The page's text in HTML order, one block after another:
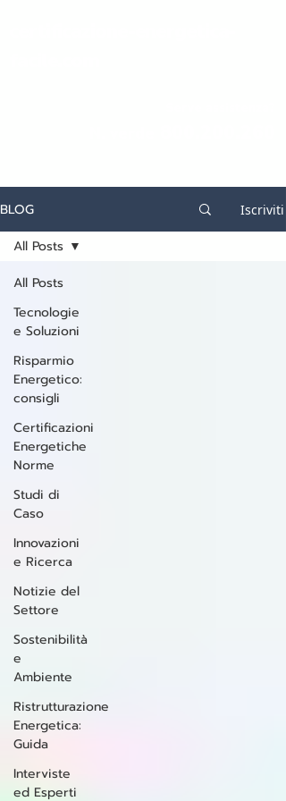
BLOG Iscriviti
All Posts
Tecnologie
e Soluzioni
Risparmio
Energetico:
consigli
Certificazioni
Energetiche
Norme
Studi di
Caso
Innovazioni
e Ricerca
Notizie del
Settore
Sostenibilità
e
Ambiente
Ristrutturazione
Energetica:
Guida
Interviste
ed Esperti
All Posts